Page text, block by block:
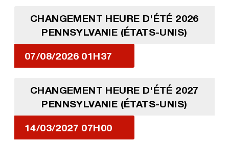
CHANGEMENT HEURE D'ÉTÉ 2026
PENNSYLVANIE (ÉTATS-UNIS)
07/08/2026 01H37
CHANGEMENT HEURE D'ÉTÉ 2027
PENNSYLVANIE (ÉTATS-UNIS)
14/03/2027 07H00